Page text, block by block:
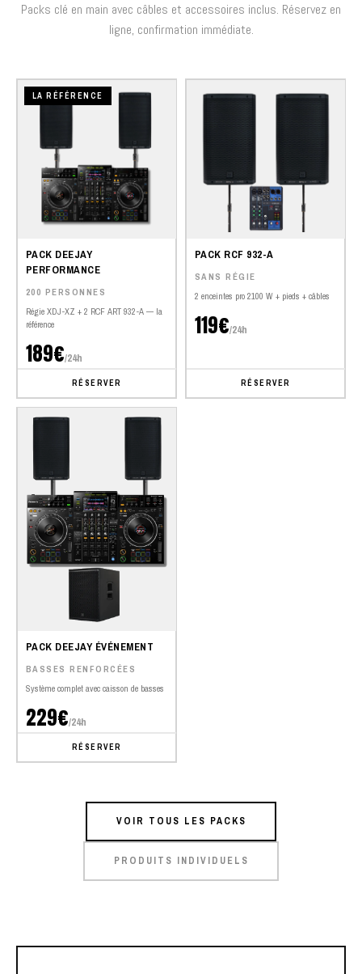
Packs clé en main avec câbles et accessoires inclus. Réservez en
ligne, confirmation immédiate.
LA RÉFÉRENCE
PACK DEEJAY
PERFORMANCE
200 PERSONNES
Régie XDJ-XZ + 2 RCF ART 932-A — la
référence
189€/24h
RÉSERVER
PACK RCF 932-A
SANS RÉGIE
2 enceintes pro 2100 W + pieds + câbles
119€/24h
RÉSERVER
PACK DEEJAY ÉVÉNEMENT
BASSES RENFORCÉES
Système complet avec caisson de basses
229€/24h
RÉSERVER
VOIR TOUS LES PACKS
PRODUITS INDIVIDUELS